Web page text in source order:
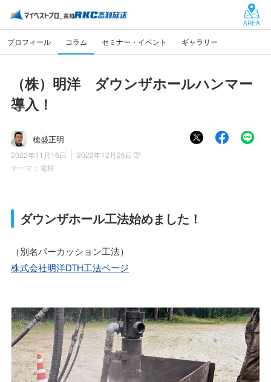
AREA
プロフィール コラム セミナー・イベント ギャラリー
（株）明洋 ダウンザホールハンマー
導入！
穂盛正明
2022年11月16日
2022年12月26日
テーマ： 電柱
ダウンザホール工法始めました！
（別名パーカッション工法）
株式会社明洋DTH工法ページ